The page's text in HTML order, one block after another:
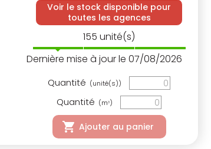
Voir le stock disponible pour
toutes les agences
155 unité(s)
Dernière mise à jour le 07/08/2026
Quantité (unité(s))
Quantité (m3)
Ajouter au panier